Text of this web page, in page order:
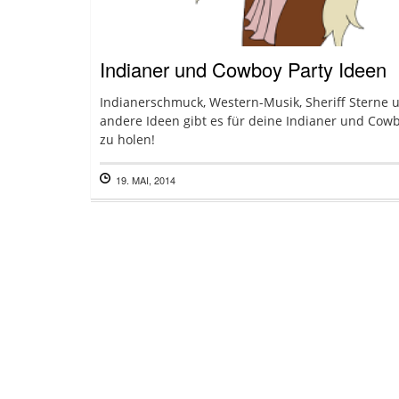
Indianer und Cowboy Party Ideen
Indianerschmuck, Western-Musik, Sheriff Sterne
andere Ideen gibt es für deine Indianer und
zu holen!
19. MAI, 2014